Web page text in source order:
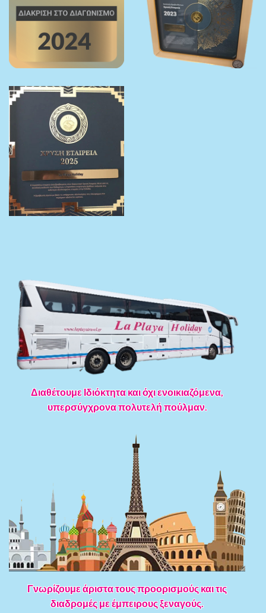
Διαθέτουμε Ιδιόκτητα και όχι ενοικιαζόμενα,
υπερσύγχρονα πολυτελή πούλμαν.
Γνωρίζουμε άριστα τους προορισμούς και τις
διαδρομές με έμπειρους ξεναγούς.